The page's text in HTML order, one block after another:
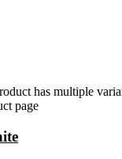
has multiple
page